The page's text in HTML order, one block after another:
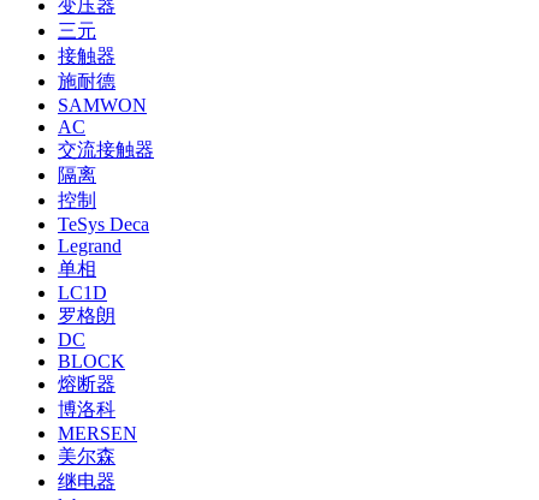
变压器
三元
接触器
施耐德
SAMWON
AC
交流接触器
隔离
控制
TeSys Deca
Legrand
单相
LC1D
罗格朗
DC
BLOCK
熔断器
博洛科
MERSEN
美尔森
继电器